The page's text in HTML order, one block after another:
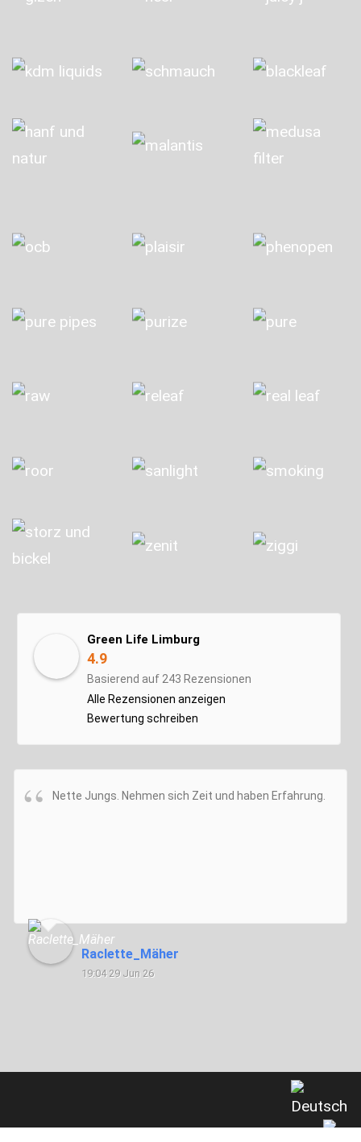
Green Life Limburg
4.9
Basierend auf 243 Rezensionen
Alle Rezensionen anzeigen
Bewertung schreiben
Nette Jungs. Nehmen sich Zeit und haben Erfahrung.
Raclette_Mäher
19:04 29 Jun 26